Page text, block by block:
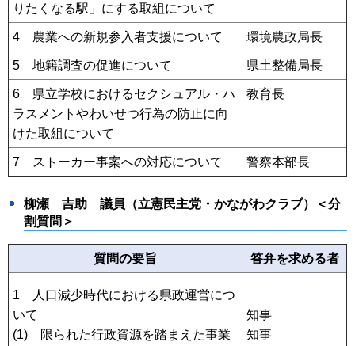
りたくなる駅」にする取組について
4 農業への新規参入者支援について 環境農政局長
5 地籍調査の促進について 県土整備局長
6 県立学校におけるセクシュアル・ハ
ラスメントやわいせつ行為の防止に向
けた取組について
教育長
7 ストーカー事案への対応について 警察本部長
柳瀬 吉助 議員（⽴憲⺠主党・かながわクラブ）＜分
割質問＞
質問の要旨 答弁を求める者
1 人口減少時代における県政運営につ
いて
(1) 限られた行政資源を踏まえた事業
知事
知事